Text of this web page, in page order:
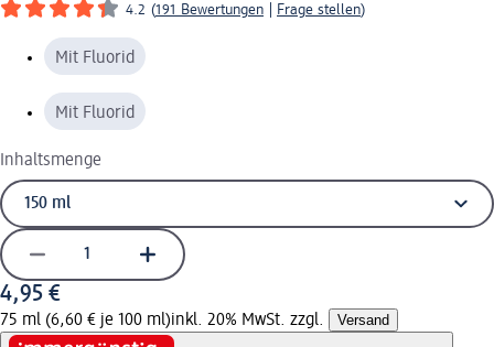
4.2 (191 Bewertungen Frage stellen)
Mit Fluorid
Mit Fluorid
Inhaltsmenge
4,95 €
75 ml (6,60 € je 100 ml)inkl. 20% MwSt. zzgl. Versand